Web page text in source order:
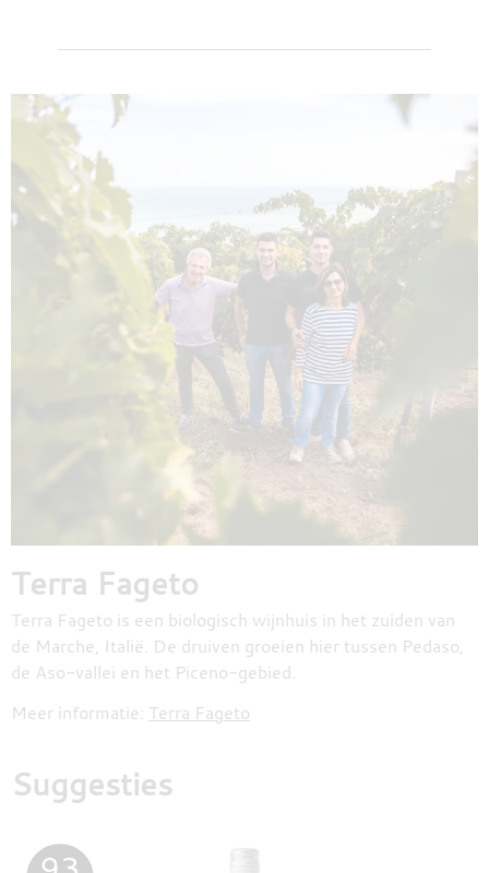
Terra Fageto
Terra Fageto is een biologisch wijnhuis in het zuiden van
de Marche, Italië. De druiven groeien hier tussen Pedaso,
de Aso-vallei en het Piceno-gebied.
Meer informatie: Terra Fageto
Suggesties